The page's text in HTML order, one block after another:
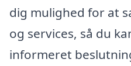
dig mulighed for at
og services, så du
informeret